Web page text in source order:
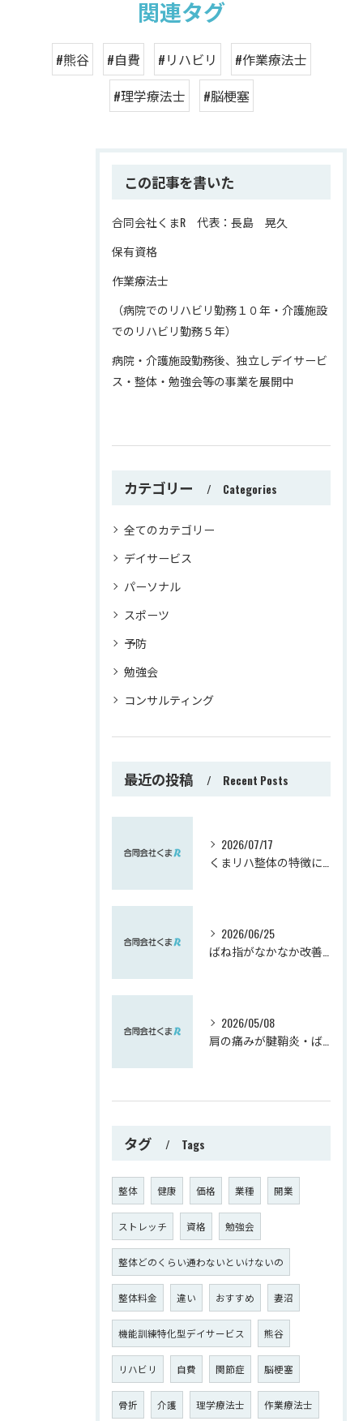
関連タグ
#熊谷 #自費 #リハビリ
#作業療法士
#理学療法士
#脳梗塞
この記事を書いた
合同会社くまR 代表：長島 晃久
保有資格
作業療法士
（病院でのリハビリ勤務１０年・介護施設
でのリハビリ勤務５年）
病院・介護施設勤務後、独立しデイサービ
ス・整体・勉強会等の事業を展開中
カテゴリー Categories
全てのカテゴリー
デイサービス
パーソナル
スポーツ
予防
勉強会
コンサルティング
最近の投稿 Recent Posts
2026/07/17
2026/06/25
2026/05/08
タグ Tags
整体 健康 価格 業種 開業
ストレッチ 資格 勉強会
整体どのくらい通わないといけないの
整体料金 違い おすすめ 妻沼
機能訓練特化型デイサービス 熊谷
リハビリ 自費 関節症 脳梗塞
骨折 介護 理学療法士 作業療法士